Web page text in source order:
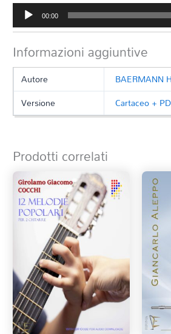
Audio
Player
00:00
Informazioni aggiuntive
Autore
BAERMANN
Versione
Cartaceo +
Prodotti correlati